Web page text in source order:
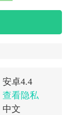
安卓4.4
查看隐私
中文